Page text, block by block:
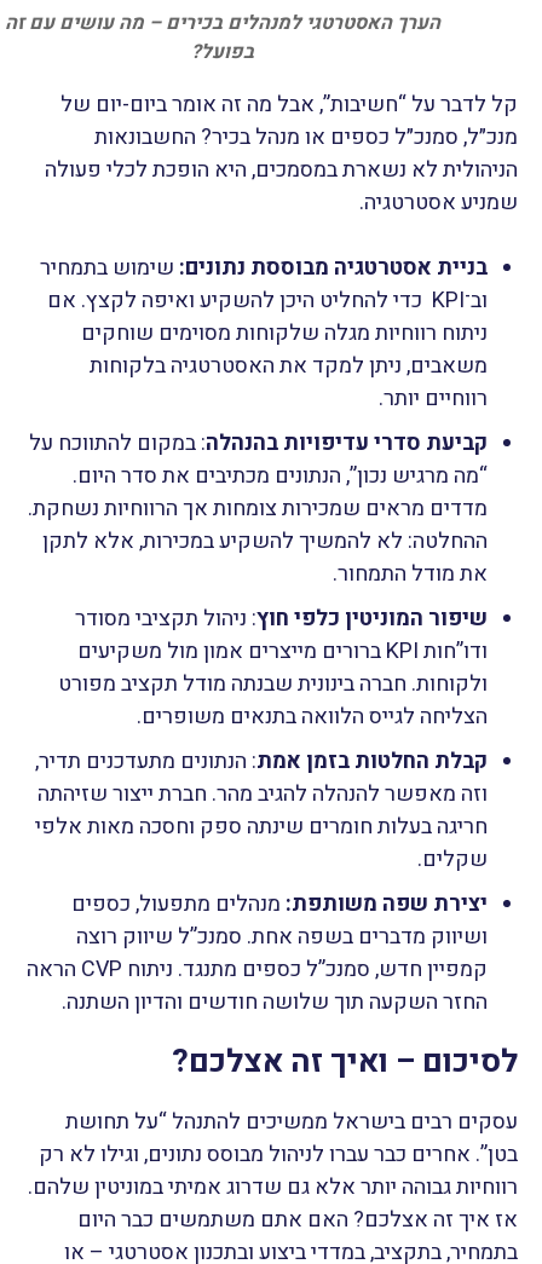
הערך האסטרטגי למנהלים בכירים – מה עושים עם זה
בפועל?
קל לדבר על “חשיבות”, אבל מה זה אומר ביום-יום של
מנכ״ל, סמנכ״ל כספים או מנהל בכיר? החשבונאות
הניהולית לא נשארת במסמכים, היא הופכת לכלי פעולה
שמניע אסטרטגיה.
בניית אסטרטגיה מבוססת נתונים: שימוש בתמחיר
וב־KPI כדי להחליט היכן להשקיע ואיפה לקצץ. אם
ניתוח רווחיות מגלה שלקוחות מסוימים שוחקים
משאבים, ניתן למקד את האסטרטגיה בלקוחות
רווחיים יותר.
קביעת סדרי עדיפויות בהנהלה: במקום להתווכח על
“מה מרגיש נכון”, הנתונים מכתיבים את סדר היום.
מדדים מראים שמכירות צומחות אך הרווחיות נשחקת.
ההחלטה: לא להמשיך להשקיע במכירות, אלא לתקן
את מודל התמחור.
שיפור המוניטין כלפי חוץ: ניהול תקציבי מסודר
ודו”חות KPI ברורים מייצרים אמון מול משקיעים
ולקוחות. חברה בינונית שבנתה מודל תקציב מפורט
הצליחה לגייס הלוואה בתנאים משופרים.
קבלת החלטות בזמן אמת: הנתונים מתעדכנים תדיר,
וזה מאפשר להנהלה להגיב מהר. חברת ייצור שזיהתה
חריגה בעלות חומרים שינתה ספק וחסכה מאות אלפי
שקלים.
יצירת שפה משותפת: מנהלים מתפעול, כספים
ושיווק מדברים בשפה אחת. סמנכ”ל שיווק רוצה
קמפיין חדש, סמנכ”ל כספים מתנגד. ניתוח CVP הראה
החזר השקעה תוך שלושה חודשים והדיון השתנה.
לסיכום – ואיך זה אצלכם?
עסקים רבים בישראל ממשיכים להתנהל “על תחושת
בטן”. אחרים כבר עברו לניהול מבוסס נתונים, וגילו לא רק
רווחיות גבוהה יותר אלא גם שדרוג אמיתי במוניטין שלהם.
אז איך זה אצלכם? האם אתם משתמשים כבר היום
בתמחיר, בתקציב, במדדי ביצוע ובתכנון אסטרטגי – או